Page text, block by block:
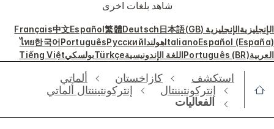
شاهد بلغات أخرى
الإنجليزيةالإنجليزية (GB) 日本語
Deutsch
繁體
Español
中文
Français
Español (España)
ItalianoهولنداРусский
Português
한국어
ไทย
العربيةPortuguês (BR)اللغة الإندونيسيةTürkçeبولسكيTiếng Việt
استكشف ‫‫كازاخستان‬‬
ألماتي
إنتركونتيننتال
‫‫إنتركونتيننتال ألماتي‬‬
الفعاليات